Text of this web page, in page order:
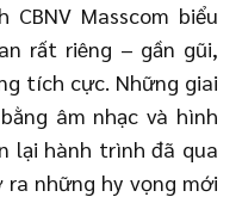
Masscom biểu
rất riêng – gần gũi,
tích cực. Những giai
âm nhạc và hình
lại hành trình đã qua
những hy vọng mới